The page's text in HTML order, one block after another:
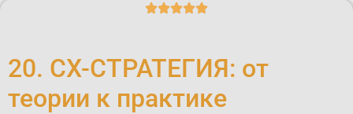
20. CX-СТРАТЕГИЯ: от
теории к практике